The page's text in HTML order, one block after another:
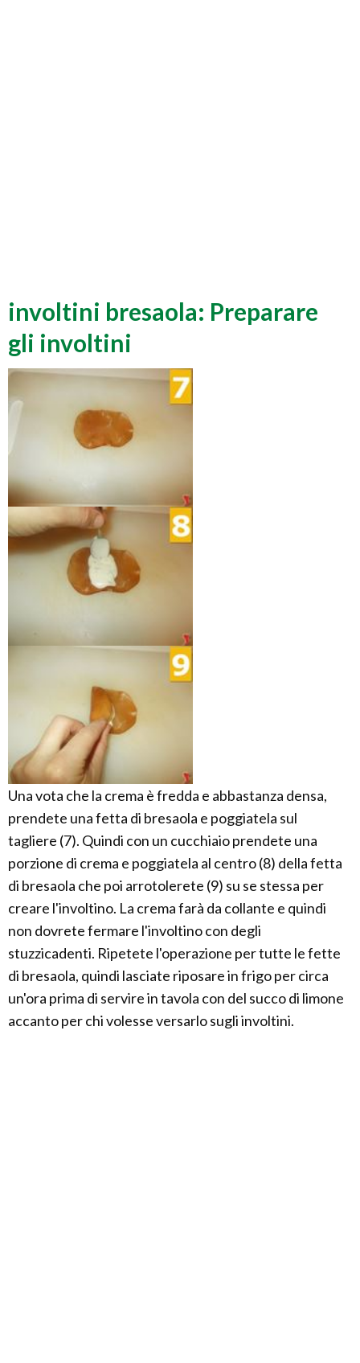
involtini bresaola: Preparare
gli involtini
Una vota che la crema è fredda e abbastanza densa,
prendete una fetta di bresaola e poggiatela sul
tagliere (7). Quindi con un cucchiaio prendete una
porzione di crema e poggiatela al centro (8) della fetta
di bresaola che poi arrotolerete (9) su se stessa per
creare l'involtino. La crema farà da collante e quindi
non dovrete fermare l'involtino con degli
stuzzicadenti. Ripetete l'operazione per tutte le fette
di bresaola, quindi lasciate riposare in frigo per circa
un'ora prima di servire in tavola con del succo di limone
accanto per chi volesse versarlo sugli involtini.